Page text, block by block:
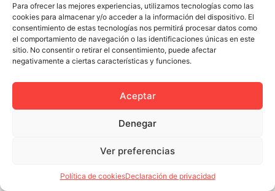
Para ofrecer las mejores experiencias, utilizamos tecnologías como las
cookies para almacenar y/o acceder a la información del dispositivo. El
consentimiento de estas tecnologías nos permitirá procesar datos como
el comportamiento de navegación o las identificaciones únicas en este
sitio. No consentir o retirar el consentimiento, puede afectar
negativamente a ciertas características y funciones.
Aceptar
Denegar
Ver preferencias
Política de cookiesDeclaración de privacidad
del sector, confesaba que se encontraba en bancarrota
y que tenía que verse obligado a vender su obra como
un mantero para pagar «un colegio que esté bien» a sus
[…]
Colectivo Miga © 2023